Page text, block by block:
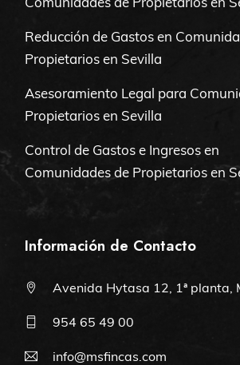
Reducción de Gastos en
Propietarios en Sevilla
Asesoramiento Legal para
Propietarios en Sevilla
Control de Gastos e Ingresos en
Comunidades de Propietarios en
Información de Contacto
Avenida Hytasa 12, 1ª planta,
954 65 49 00
info@msfincas.com